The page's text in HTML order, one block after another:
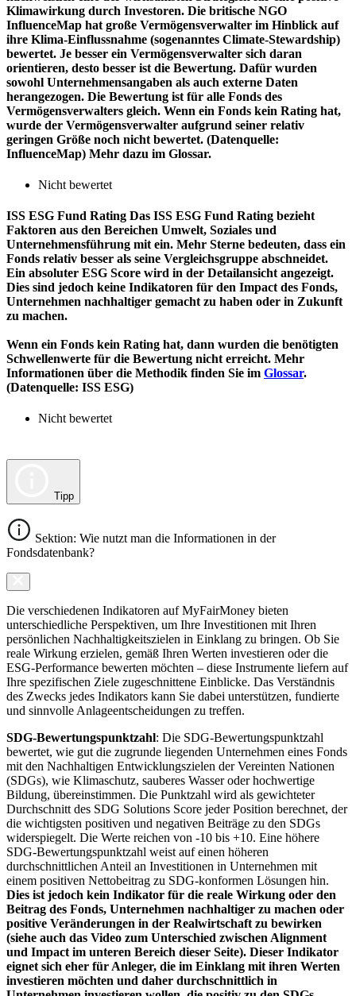
Klimawirkung durch Investoren. Die britische NGO
InfluenceMap hat große Vermögensverwalter im Hinblick auf
ihre Klima-Einflussnahme (sogenanntes Climate-Stewardship)
bewertet. Je besser ein Vermögensverwalter sich daran
orientieren, desto besser ist die Bewertung. Dafür wurden
sowohl Unternehmensangaben als auch externe Daten
herangezogen. Die Bewertung ist für alle Fonds des
Vermögensverwalters gleich. Wenn ein Fonds kein Rating hat,
wurde der Vermögensverwalter aufgrund seiner relativ
geringen Größe noch nicht bewertet. (Datenquelle:
InfluenceMap) Mehr dazu im Glossar.
Nicht bewertet
ISS ESG Fund Rating Das ISS ESG Fund Rating bezieht
Faktoren aus den Bereichen Umwelt, Soziales und
Unternehmensführung mit ein. Mehr Sterne bedeuten, dass ein
Fonds relativ besser als seine Vergleichsgruppe abschneidet.
Ein absoluter ESG Score wird in der Detailansicht angezeigt.
Dies sind jedoch keine Indikatoren für den Impact des Fonds,
Unternehmen nachhaltiger gemacht zu haben oder in Zukunft
zu machen.
Wenn ein Fonds kein Rating hat, dann wurden die benötigten
Schwellenwerte für die Bewertung nicht erreicht. Mehr
Informationen über die Methodik finden Sie im Glossar.
(Datenquelle: ISS ESG)
Nicht bewertet
Tipp
Sektion: Wie nutzt man die Informationen in der
Fondsdatenbank?
Die verschiedenen Indikatoren auf MyFairMoney bieten
unterschiedliche Perspektiven, um Ihre Investitionen mit Ihren
persönlichen Nachhaltigkeitszielen in Einklang zu bringen. Ob Sie
reale Wirkung erzielen, gemäß Ihren Werten investieren oder die
ESG-Performance bewerten möchten – diese Instrumente liefern auf
Ihre spezifischen Ziele zugeschnittene Einblicke. Das Verständnis
des Zwecks jedes Indikators kann Sie dabei unterstützen, fundierte
und sinnvolle Anlageentscheidungen zu treffen.
SDG-Bewertungspunktzahl: Die SDG-Bewertungspunktzahl
bewertet, wie gut die zugrunde liegenden Unternehmen eines Fonds
mit den Nachhaltigen Entwicklungszielen der Vereinten Nationen
(SDGs), wie Klimaschutz, sauberes Wasser oder hochwertige
Bildung, übereinstimmen. Die Punktzahl wird als gewichteter
Durchschnitt des SDG Solutions Score jeder Position berechnet, der
die wichtigsten positiven und negativen Beiträge zu den SDGs
widerspiegelt. Die Werte reichen von -10 bis +10. Eine höhere
SDG-Bewertungspunktzahl weist auf einen höheren
durchschnittlichen Anteil an Investitionen in Unternehmen mit
einem positiven Nettobeitrag zu SDG-konformen Lösungen hin.
Dies ist jedoch kein Indikator für die reale Wirkung oder den
Beitrag des Fonds, Unternehmen nachhaltiger zu machen oder
positive Veränderungen in der Realwirtschaft zu bewirken
(siehe auch das Video zum Unterschied zwischen Alignment
und Impact im unteren Bereich dieser Seite). Dieser Indikator
eignet sich eher für Anleger, die im Einklang mit ihren Werten
investieren möchten und daher durchschnittlich in